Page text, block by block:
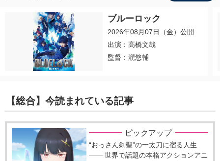
ブルーロック
2026年08月07日（金）公開
出演：高橋文哉
監督：瀧悠輔
【総合】今読まれている記事
ピックアップ
“おっさん剣聖”の一太刀に宿る人生
―― 世界で話題の本格アクションアニ